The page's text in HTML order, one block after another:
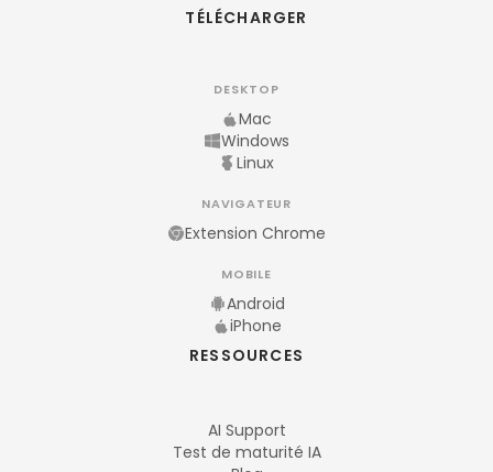
TÉLÉCHARGER
DESKTOP
Mac
Windows
Linux
NAVIGATEUR
Extension Chrome
MOBILE
Android
iPhone
RESSOURCES
AI Support
Test de maturité IA